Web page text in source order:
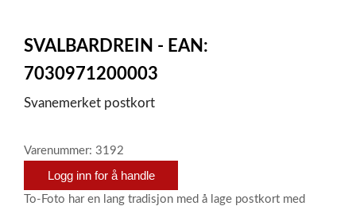
SVALBARDREIN - EAN:
7030971200003
Svanemerket postkort
Varenummer: 3192
Logg inn for å handle
To-Foto har en lang tradisjon med å lage postkort med